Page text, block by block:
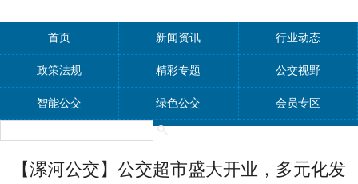
首页 新闻资讯 行业动态
政策法规 精彩专题 公交视野
智能公交 绿色公交 会员专区
【漯河公交】公交超市盛大开业，多元化发